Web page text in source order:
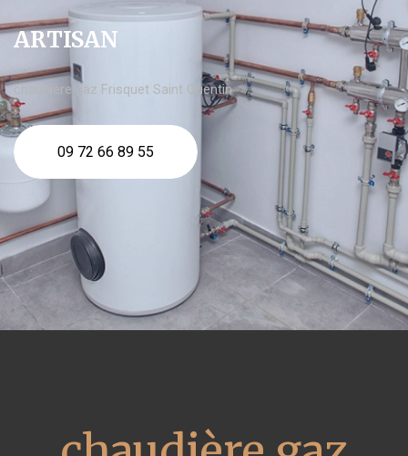
ARTISAN
chaudière gaz Frisquet Saint Quentin
09 72 66 89 55